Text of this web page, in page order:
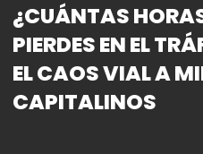
¿CUÁNTAS
PIERDES EN EL
EL CAOS VIAL A
CAPITALINOS